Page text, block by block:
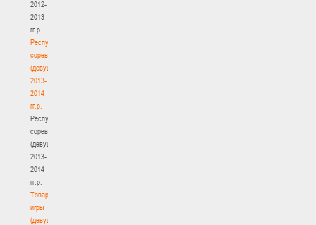
2012-
2013
гг.р.
Республиканские
соревнования
(девушки)
2013-
2014
гг.р.
Республиканские
соревнования
(девушки)
2013-
2014
гг.р.
Товарищеские
игры
(девушки)